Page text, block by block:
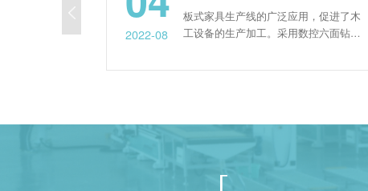
2022-08
板式家具生产线的广泛应用，促进了木
工设备的生产加工。采用数控六面钻等
年发展的必然趋势。那么，数控六面钻
机和数控六面钻计算应用程序中。 (2)
开料完成后，粘贴...